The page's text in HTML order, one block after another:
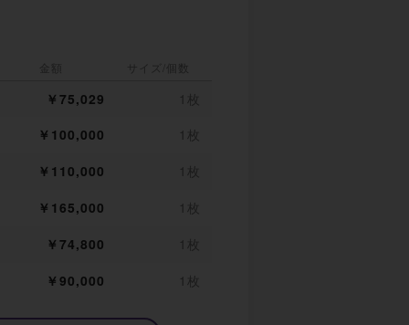
金額 サイズ/個数
￥75,029
1枚
￥100,000 1枚
￥110,000 1枚
￥165,000 1枚
￥74,800 1枚
￥90,000 1枚